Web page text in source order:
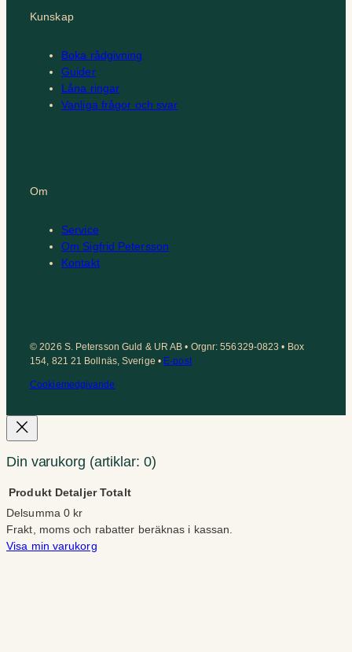
Kunskap
Boka rådgivning
Guider
Låna ringar
Vanliga frågor och svar
Om
Service
Om Sigfrid Petersson
Kontakt
© 2026 S. Petersson Guld & UR AB • Orgnr: 556329-0823 • Box
154, 821 21 Bollnäs, Sverige • E-post
Cookiemedgivande
Din varukorg (artiklar: 0)
Produkter
i
Produkt Detaljer Totalt
Delsumma 0 kr
Frakt, moms och rabatter beräknas i kassan.
Visa min varukorg